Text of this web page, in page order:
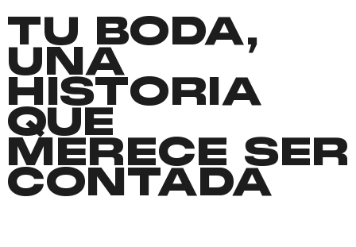
TU BODA,
UNA
HISTORIA
QUE
MERECE SER
CONTADA